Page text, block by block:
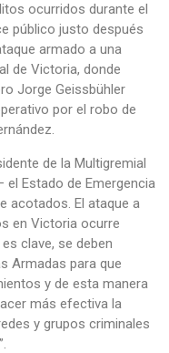
ocurridos durante el
público justo después
armado a una
de Victoria, donde
Jorge Geissbühler
por el robo de
de la Multigremial
el Estado de Emergencia
acotados. El ataque a
en Victoria ocurre
clave, se deben
Armadas para que
y de esta manera
más efectiva la
y grupos criminales